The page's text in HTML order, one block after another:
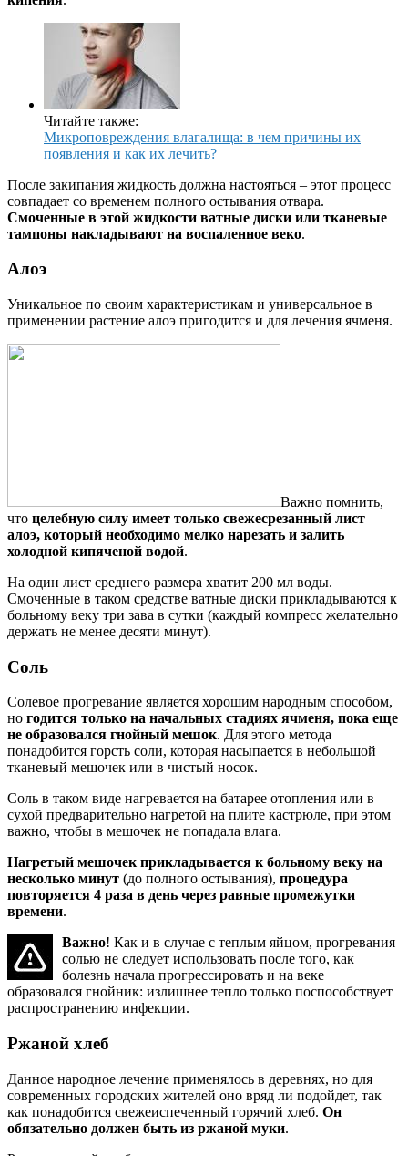
Читайте также:
Микроповреждения влагалища: в чем причины их
появления и как их лечить?
После закипания жидкость должна настояться – этот процесс
совпадает со временем полного остывания отвара.
Смоченные в этой жидкости ватные диски или тканевые
тампоны накладывают на воспаленное веко.
Алоэ
Уникальное по своим характеристикам и универсальное в
применении растение алоэ пригодится и для лечения ячменя.
Важно помнить,
что целебную силу имеет только свежесрезанный лист
алоэ, который необходимо мелко нарезать и залить
холодной кипяченой водой.
На один лист среднего размера хватит 200 мл воды.
Смоченные в таком средстве ватные диски прикладываются к
больному веку три зава в сутки (каждый компресс желательно
держать не менее десяти минут).
Соль
Солевое прогревание является хорошим народным способом,
но годится только на начальных стадиях ячменя, пока еще
не образовался гнойный мешок. Для этого метода
понадобится горсть соли, которая насыпается в небольшой
тканевый мешочек или в чистый носок.
Соль в таком виде нагревается на батарее отопления или в
сухой предварительно нагретой на плите кастрюле, при этом
важно, чтобы в мешочек не попадала влага.
Нагретый мешочек прикладывается к больному веку на
несколько минут (до полного остывания), процедура
повторяется 4 раза в день через равные промежутки
времени.
Важно! Как и в случае с теплым яйцом, прогревания
солью не следует использовать после того, как
болезнь начала прогрессировать и на веке
образовался гнойник: излишнее тепло только поспособствует
распространению инфекции.
Ржаной хлеб
Данное народное лечение применялось в деревнях, но для
современных городских жителей оно вряд ли подойдет, так
как понадобится свежеиспеченный горячий хлеб. Он
обязательно должен быть из ржаной муки.